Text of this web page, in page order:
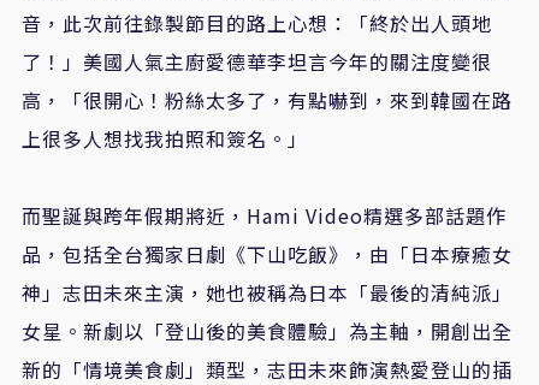
音，此次前往錄製節目的路上心想：「終於出人頭地
了！」美國人氣主廚愛德華李坦言今年的關注度變很
高，「很開心！粉絲太多了，有點嚇到，來到韓國在路
上很多人想找我拍照和簽名。」
而聖誕與跨年假期將近， Hami Video精選多部話題作
品，包括全台獨家日劇《下山吃飯》，由「日本療癒女
神」志田未來主演，她也被稱為日本「最後的清純派」
女星。新劇以「登山後的美食體驗」為主軸，開創出全
新的「情境美食劇」類型，志田未來飾演熱愛登山的插